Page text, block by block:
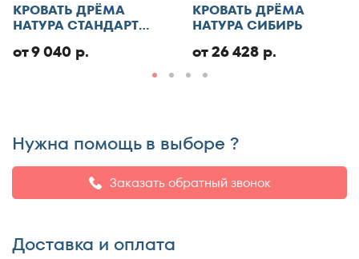
150x185
150x186
155x200
160x180
160x186
160x195
КРОВАТЬ ДРЁМА
НАТУРА СТАНДАРТ
от 9 040 р.
КРОВАТЬ ДРЁМА
НАТУРА СИБИРЬ
от 26 428 р.
Нужна помощь в выборе ?
Заказать обратный звонок
Доставка и оплата